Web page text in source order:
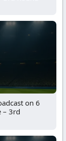
on 6
– 3rd